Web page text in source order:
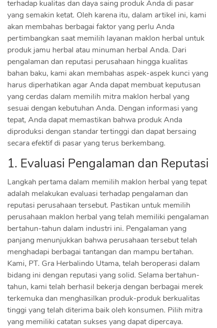
terhadap kualitas dan daya saing produk Anda di pasar
yang semakin ketat. Oleh karena itu, dalam artikel ini, kami
akan membahas berbagai faktor yang perlu Anda
pertimbangkan saat memilih layanan maklon herbal untuk
produk jamu herbal atau minuman herbal Anda. Dari
pengalaman dan reputasi perusahaan hingga kualitas
bahan baku, kami akan membahas aspek-aspek kunci yang
harus diperhatikan agar Anda dapat membuat keputusan
yang cerdas dalam memilih mitra maklon herbal yang
sesuai dengan kebutuhan Anda. Dengan informasi yang
tepat, Anda dapat memastikan bahwa produk Anda
diproduksi dengan standar tertinggi dan dapat bersaing
secara efektif di pasar yang terus berkembang.
1. Evaluasi Pengalaman dan Reputasi
Langkah pertama dalam memilih maklon herbal yang tepat
adalah melakukan evaluasi terhadap pengalaman dan
reputasi perusahaan tersebut. Pastikan untuk memilih
perusahaan maklon herbal yang telah memiliki pengalaman
bertahun-tahun dalam industri ini. Pengalaman yang
panjang menunjukkan bahwa perusahaan tersebut telah
menghadapi berbagai tantangan dan mampu bertahan.
Kami, PT. Gra Herbalindo Utama, telah beroperasi dalam
bidang ini dengan reputasi yang solid. Selama bertahun-
tahun, kami telah berhasil bekerja dengan berbagai merek
terkemuka dan menghasilkan produk-produk berkualitas
tinggi yang telah diterima baik oleh konsumen. Pilih mitra
yang memiliki catatan sukses yang dapat dipercaya.